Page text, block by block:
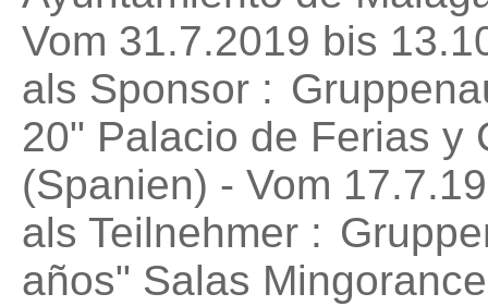
Vom 31.7.2019 bis
als Sponsor :
20" Palacio de Ferias y
(Spanien) - Vom
als Teilnehmer :
años" Salas